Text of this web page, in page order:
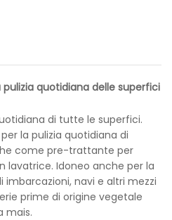
quotidiana delle superfici
di tutte le superfici.
la pulizia quotidiana di
come pre-trattante per
lavatrice. Idoneo anche per la
imbarcazioni, navi e altri mezzi
prime di origine vegetale
mais.